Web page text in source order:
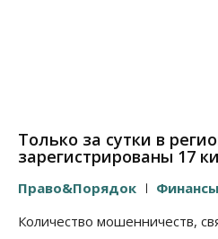
Только за сутки в
зарегистрированы 17
Право&Порядок Финансы
Количество мошенничеств,